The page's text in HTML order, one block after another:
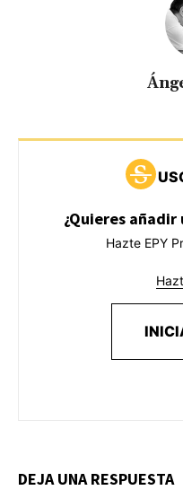
¿Quieres
Hazte EPY
DEJA UNA RESPUESTA